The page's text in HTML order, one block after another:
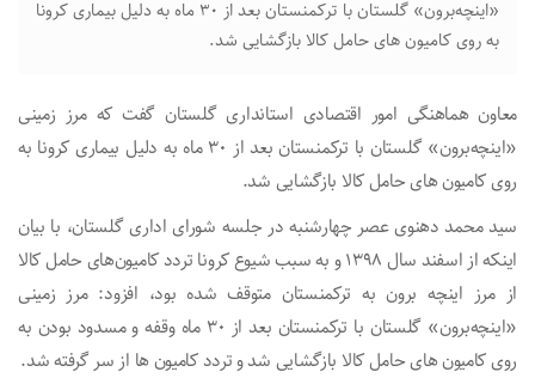
«اینچه‌برون» گلستان با ترکمنستان بعد از ۳۰ ماه به دلیل بیماری کرونا
به روی کامیون های حامل کالا بازگشایی شد.
معاون هماهنگی امور اقتصادی استانداری گلستان گفت که مرز زمینی
«اینچه‌برون» گلستان با ترکمنستان بعد از ۳۰ ماه به دلیل بیماری کرونا به
روی کامیون های حامل کالا بازگشایی شد.
سید محمد دهنوی عصر چهارشنبه در جلسه شورای اداری گلستان، با بیان
اینکه از اسفند سال ۱۳۹۸ و به سبب شیوع کرونا تردد کامیون‌های حامل کالا
از مرز اینچه برون به ترکمنستان متوقف شده بود، افزود: مرز زمینی
«اینچه‌برون» گلستان با ترکمنستان بعد از ۳۰ ماه وقفه و مسدود بودن به
روی کامیون های حامل کالا بازگشایی شد و تردد کامیون ها از سر گرفته شد.